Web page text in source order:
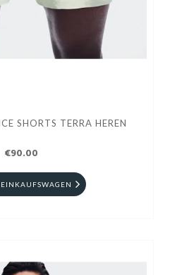
SHORTS TERRA HEREN
€90.00